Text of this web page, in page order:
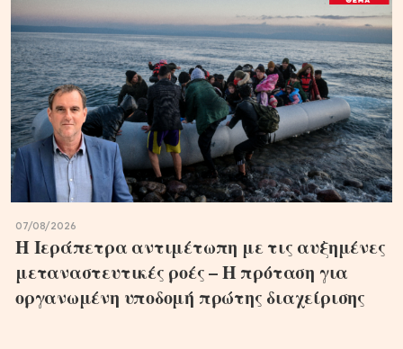
07/08/2026
Η Ιεράπετρα αντιμέτωπη με τις αυξημένες
μεταναστευτικές ροές – Η πρόταση για
οργανωμένη υποδομή πρώτης διαχείρισης